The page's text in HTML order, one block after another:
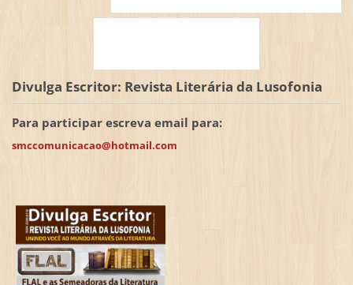
Divulga Escritor: Revista Literária da Lusofonia
Para participar escreva email para:
smccomunicacao@hotmail.com